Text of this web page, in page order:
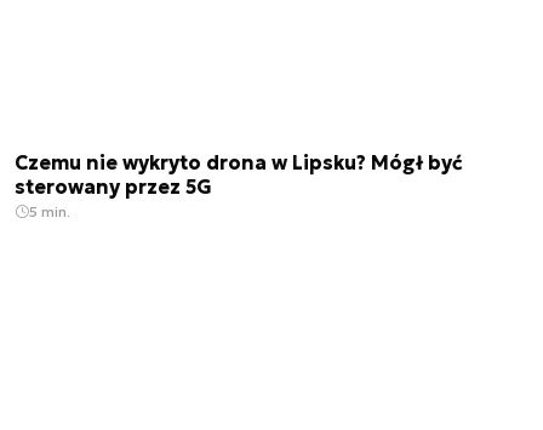
Czemu nie wykryto drona w Lipsku? Mógł być
sterowany przez 5G
5 min.